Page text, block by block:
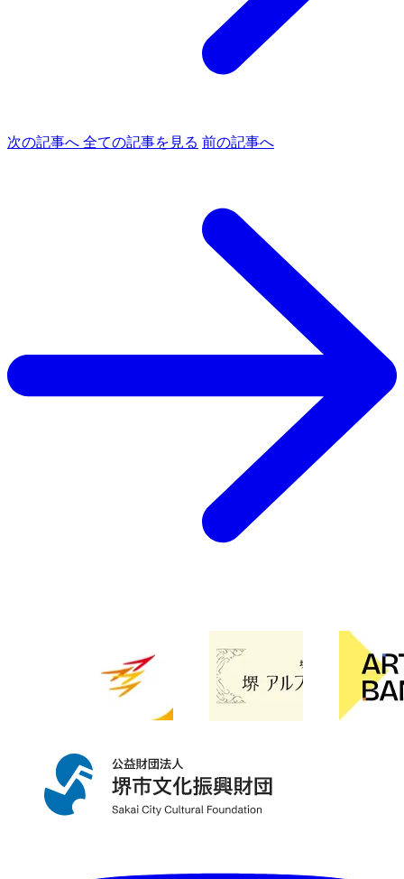
次の記事へ 全ての記事を見る 前の記事へ